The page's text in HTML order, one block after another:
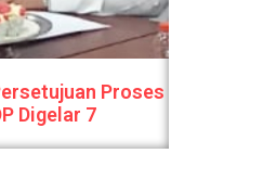
Proses
Digelar 7